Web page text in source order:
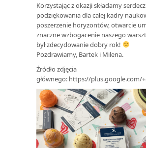
Korzystając z okazji składamy
podziękowania dla całej kadry
poszerzenie horyzontów, otwarcie
znaczne wzbogacenie naszego
był zdecydowanie dobry rok!
Pozdrawiamy, Bartek i Milena.
Źródło zdjęcia
głównego: https://